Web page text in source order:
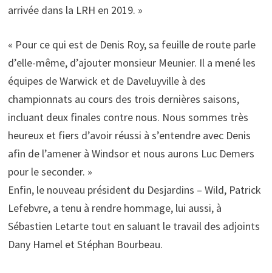
arrivée dans la LRH en 2019. »
« Pour ce qui est de Denis Roy, sa feuille de route parle
d’elle-même, d’ajouter monsieur Meunier. Il a mené les
équipes de Warwick et de Daveluyville à des
championnats au cours des trois dernières saisons,
incluant deux finales contre nous. Nous sommes très
heureux et fiers d’avoir réussi à s’entendre avec Denis
afin de l’amener à Windsor et nous aurons Luc Demers
pour le seconder. »
Enfin, le nouveau président du Desjardins – Wild, Patrick
Lefebvre, a tenu à rendre hommage, lui aussi, à
Sébastien Letarte tout en saluant le travail des adjoints
Dany Hamel et Stéphan Bourbeau.